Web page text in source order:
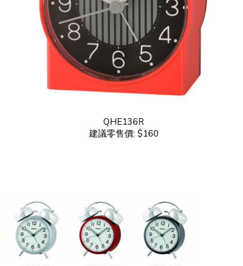
QHE136R
建議零售價: $160